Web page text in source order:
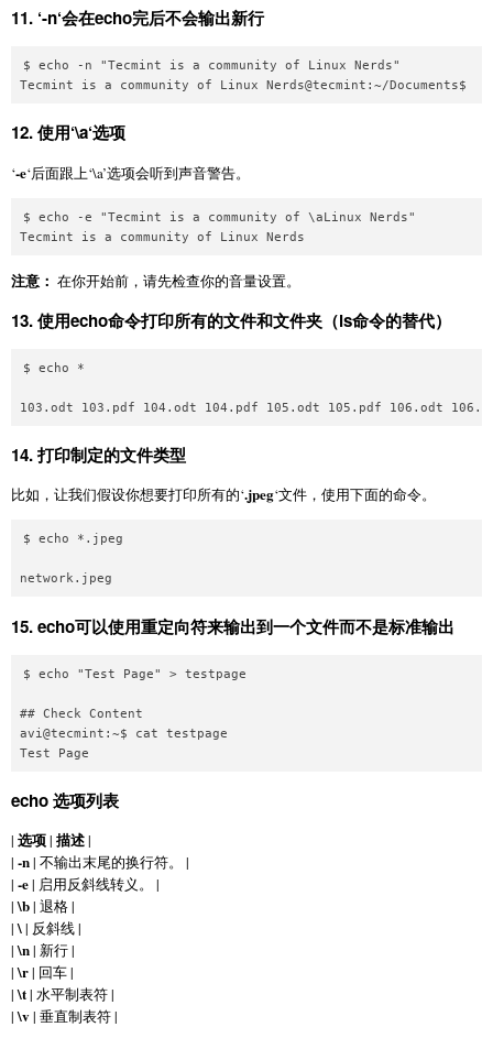
11. ‘-n‘会在echo完后不会输出新行
$ echo -n "Tecmint is a community of Linux Nerds"
12.使用‘\a‘选项
‘-e‘后面跟上‘\a’选项会听到声音警告。
$ echo -e "Tecmint is a community of \aLinux Nerds"
注意： 在你开始前，请先检查你的音量设置。
13.使用echo命令打印所有的文件和文件夹（ls命令的替代）
$ echo *
14.打印制定的文件类型
比如，让我们假设你想要打印所有的‘.jpeg‘文件，使用下面的命令。
$ echo *.jpeg
15.echo可以使用重定向符来输出到一个文件而不是标准输出
$ echo "Test Page" > testpage
## Check Content
avi@tecmint:~$ cat testpage
echo 选项列表
| 选项| 描述|
| -n| 不输出末尾的换行符。 |
| -e| 启用反斜线转义。 |
|\b| 退格 |
|\| 反斜线 |
|\n| 新行 |
|\r| 回车 |
|\t| 水平制表符 |
|\v| 垂直制表符 |